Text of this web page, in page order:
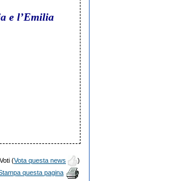
e l’Emilia
(Vota questa news
)
questa pagina